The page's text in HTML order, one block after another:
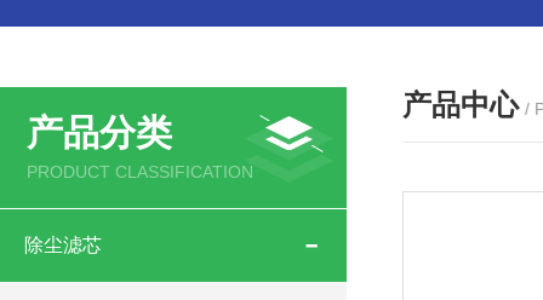
产品分类
PRODUCT CLASSIFICATION
除尘滤芯
产品中心 /